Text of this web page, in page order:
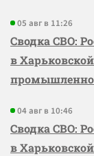
05 авг в 11:26
Сводка СВО:
в
04 авг в 10:46
Сводка СВО:
в